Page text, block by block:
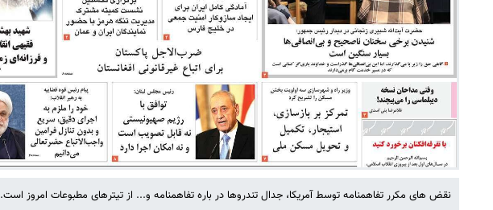
نقض های مکرر تفاهمنامه توسط آمریکا، جدال تندروها در باره تفاهمنامه و... از تیترهای مطبوعات امروز است.